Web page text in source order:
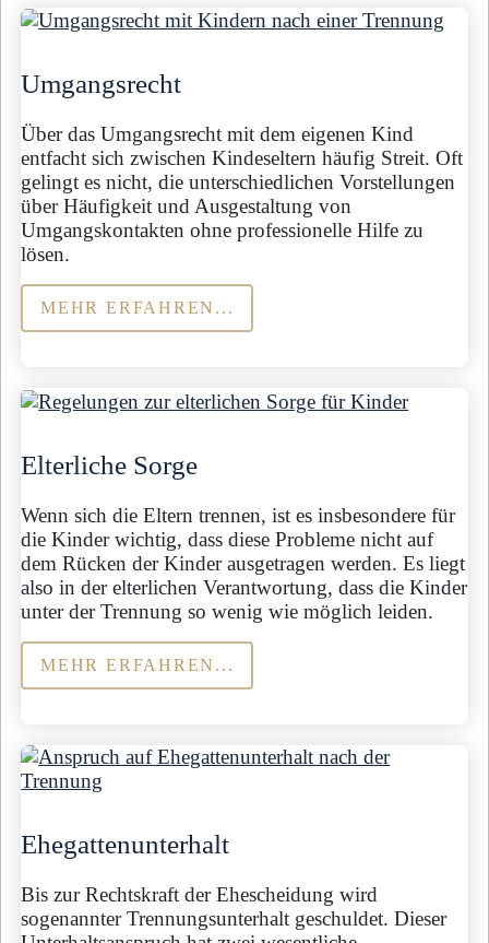
Umgangsrecht
Über das Umgangsrecht mit dem eigenen Kind
entfacht sich zwischen Kindeseltern häufig Streit. Oft
gelingt es nicht, die unterschiedlichen Vorstellungen
über Häufigkeit und Ausgestaltung von
Umgangskontakten ohne professionelle Hilfe zu
lösen.
MEHR ERFAHREN...
Elterliche Sorge
Wenn sich die Eltern trennen, ist es insbesondere für
die Kinder wichtig, dass diese Probleme nicht auf
dem Rücken der Kinder ausgetragen werden. Es liegt
also in der elterlichen Verantwortung, dass die Kinder
unter der Trennung so wenig wie möglich leiden.
MEHR ERFAHREN...
Ehegattenunterhalt
Bis zur Rechtskraft der Ehescheidung wird
sogenannter Trennungsunterhalt geschuldet. Dieser